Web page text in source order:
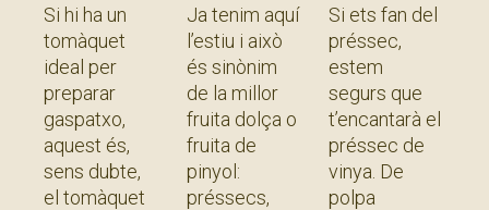
el millor
per als
teus
gaspatxos
Si hi ha un
tomàquet
ideal per
preparar
gaspatxo,
aquest és,
sens dubte,
el tomàquet
dolça
més
coneguda?
Ja tenim aquí
l’estiu i això
és sinònim
de la millor
fruita dolça o
fruita de
pinyol:
préssecs,
els
nostres
préssecs
de vinya
de collita
pròpia
Si ets fan del
préssec,
estem
segurs que
t’encantarà el
préssec de
vinya. De
polpa